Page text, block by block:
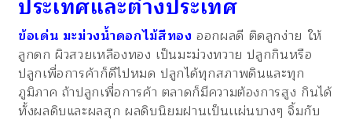
ประเทศและต่างประเทศ
ข้อเด่น มะม่วงน้ำดอกไม้สีทอง ออกผลดี ติดลูกง่าย ให้
ลูกดก ผิวสวยเหลืองทอง เป็นมะม่วงทวาย ปลูกกินหรือ
ปลูกเพื่อการค้าก็ดีไปหมด ปลูกได้ทุกสภาพดินและทุก
ภูมิภาค ถ้าปลูกเพื่อการค้า ตลาดก็มีความต้องการสูง กินได้
ทั้งผลดิบและผลสุก ผลดิบนิยมฝานเป็นเเผ่นบางๆ จิ้มกับ